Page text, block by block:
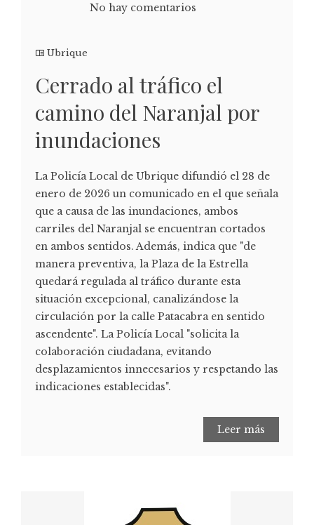
No hay comentarios
Ubrique
Cerrado al tráfico el
camino del Naranjal por
inundaciones
La Policía Local de Ubrique difundió el 28 de
enero de 2026 un comunicado en el que señala
que a causa de las inundaciones, ambos
carriles del Naranjal se encuentran cortados
en ambos sentidos. Además, indica que "de
manera preventiva, la Plaza de la Estrella
quedará regulada al tráfico durante esta
situación excepcional, canalizándose la
circulación por la calle Patacabra en sentido
ascendente". La Policía Local "solicita la
colaboración ciudadana, evitando
desplazamientos innecesarios y respetando las
indicaciones establecidas".
Leer más